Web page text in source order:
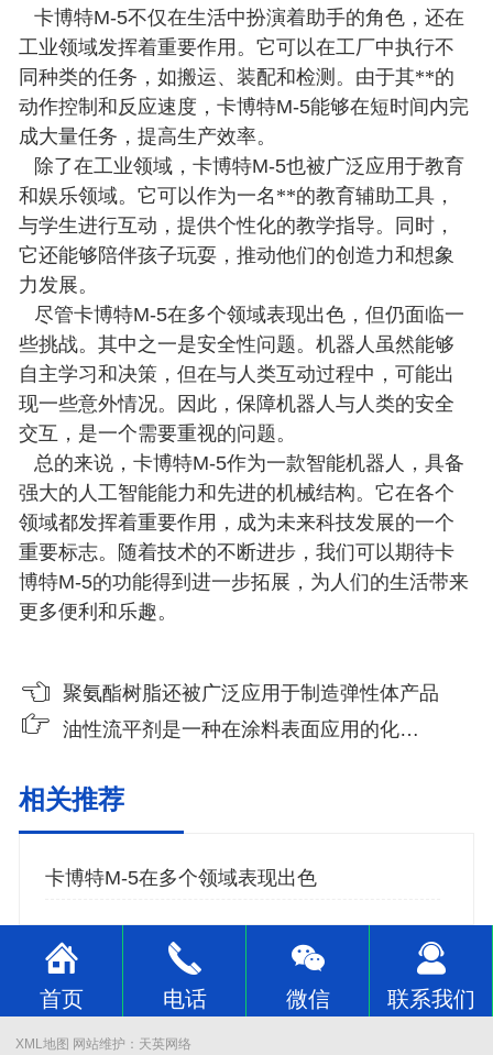
卡博特M-5不仅在生活中扮演着助手的角色，还在
工业领域发挥着重要作用。它可以在工厂中执行不
同种类的任务，如搬运、装配和检测。由于其**的
动作控制和反应速度，卡博特M-5能够在短时间内完
成大量任务，提高生产效率。
除了在工业领域，卡博特M-5也被广泛应用于教育
和娱乐领域。它可以作为一名**的教育辅助工具，
与学生进行互动，提供个性化的教学指导。同时，
它还能够陪伴孩子玩耍，推动他们的创造力和想象
力发展。
尽管卡博特M-5在多个领域表现出色，但仍面临一
些挑战。其中之一是安全性问题。机器人虽然能够
自主学习和决策，但在与人类互动过程中，可能出
现一些意外情况。因此，保障机器人与人类的安全
交互，是一个需要重视的问题。
总的来说，卡博特M-5作为一款智能机器人，具备
强大的人工智能能力和先进的机械结构。它在各个
领域都发挥着重要作用，成为未来科技发展的一个
重要标志。随着技术的不断进步，我们可以期待卡
博特M-5的功能得到进一步拓展，为人们的生活带来
更多便利和乐趣。
聚氨酯树脂还被广泛应用于制造弹性体产品
油性流平剂是一种在涂料表面应用的化学物质
相关推荐
卡博特M-5在多个领域表现出色
首页 电话 微信 联系我们
XML地图 网站维护： 天英网络